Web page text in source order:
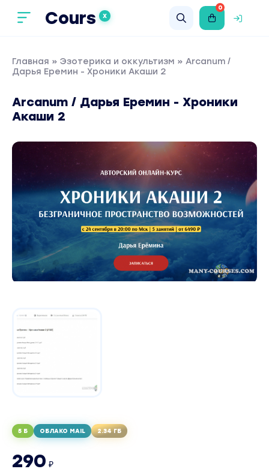
Cours X
0
Главная » Эзотерика и оккультизм » Arcanum /
Дарья Еремин - Хроники Акаши 2
Arcanum / Дарья Еремин - Хроники
Акаши 2
5 Б ОБЛАКО MAIL 2.34 ГБ
290 ₽